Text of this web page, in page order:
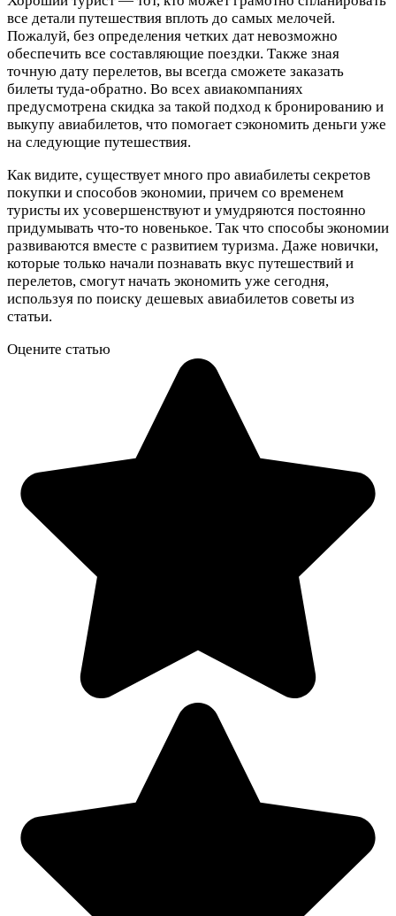
все детали путешествия вплоть до самых мелочей.
Пожалуй, без определения четких дат невозможно
обеспечить все составляющие поездки. Также зная
точную дату перелетов, вы всегда сможете заказать
билеты туда-обратно. Во всех авиакомпаниях
предусмотрена скидка за такой подход к бронированию и
выкупу авиабилетов, что помогает сэкономить деньги уже
на следующие путешествия.
Как видите, существует много про авиабилеты секретов
покупки и способов экономии, причем со временем
туристы их усовершенствуют и умудряются постоянно
придумывать что-то новенькое. Так что способы экономии
развиваются вместе с развитием туризма. Даже новички,
которые только начали познавать вкус путешествий и
перелетов, смогут начать экономить уже сегодня,
используя по поиску дешевых авиабилетов советы из
статьи.
Оцените статью